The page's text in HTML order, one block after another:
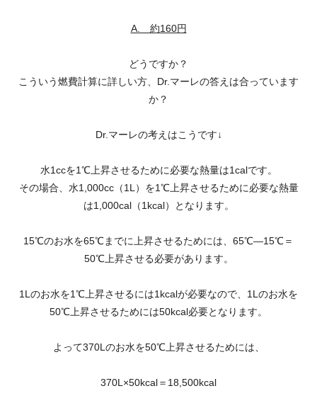
A. 約160円
どうですか？
こういう燃費計算に詳しい方、Dr.マーレの答えは合っています
か？
Dr.マーレの考えはこうです↓
水1ccを1℃上昇させるために必要な熱量は1calです。
その場合、水1,000cc（1L）を1℃上昇させるために必要な熱量
は1,000cal（1kcal）となります。
15℃のお水を65℃までに上昇させるためには、65℃―15℃＝
50℃上昇させる必要があります。
1Lのお水を1℃上昇させるには1kcalが必要なので、1Lのお水を
50℃上昇させるためには50kcal必要となります。
よって370Lのお水を50℃上昇させるためには、
370L×50kcal＝18,500kcal